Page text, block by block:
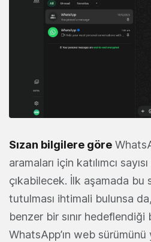
Sızan bilgilere göre
aramaları için katılımcı sayısı
çıkabilecek. İlk aşamada bu
tutulması ihtimali bulunsa
benzer bir sınır
WhatsApp’ın web sürümünü